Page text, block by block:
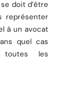
doit d’être
représenter
à un avocat
quel cas
toutes les